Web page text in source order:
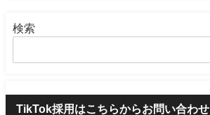
検索
TikTok採用はこちらからお問い合わせ